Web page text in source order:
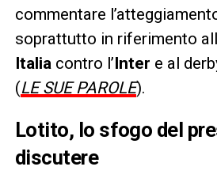
commentare
soprattutto in riferimento
Italia contro l’Inter e al
(LE SUE PAROLE).
Lotito, lo sfogo del
discutere